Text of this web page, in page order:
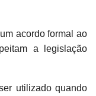
acordo formal ao
a legislação
utilizado quando